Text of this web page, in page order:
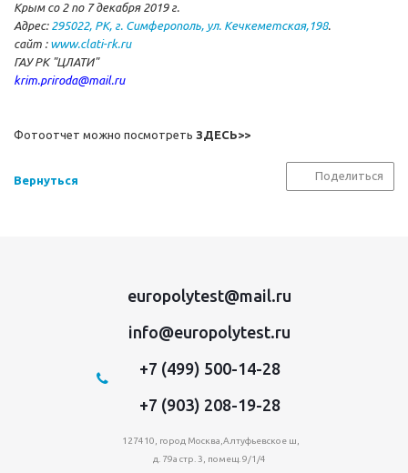
Крым со 2 по 7 декабря 2019 г.
Адрес: 295022, РК, г. Симферополь, ул. Кечкеметская,198.
сайт : www.clati-rk.ru
ГАУ РК "ЦЛАТИ"
krim.priroda@mail.ru
Фотоотчет можно посмотреть ЗДЕСЬ>>
Вернуться Поделиться
europolytest@mail.ru
info@europolytest.ru
+7 (499) 500-14-28
+7 (903) 208-19-28
127410, город Москва,Алтуфьевское ш,
д. 79а стр. 3, помещ. 9/1/4